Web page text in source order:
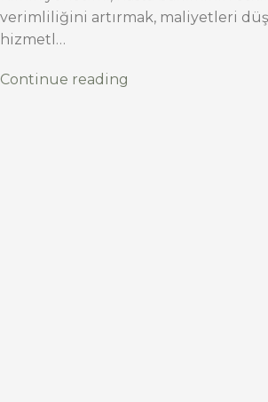
verimliliğini artırmak, maliyetleri
hizmetl…
Continue reading